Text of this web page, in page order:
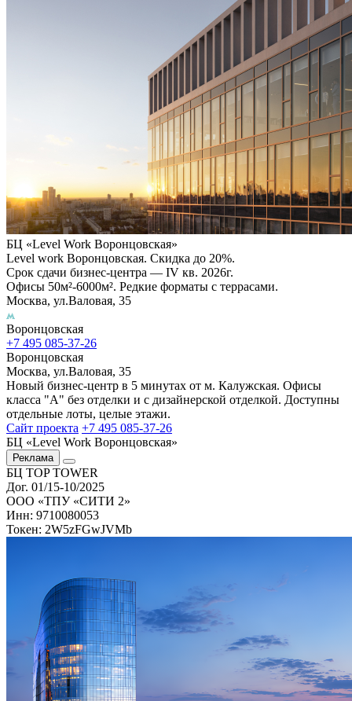
БЦ «Level Work Воронцовская»‎
Level work Воронцовская. Скидка до 20%.
Срок сдачи бизнес-центра — IV кв. 2026г.
Офисы 50м²-6000м². Редкие форматы с террасами.
Москва, ул.Валовая, 35
Воронцовская
+7 495 085-37-26
Воронцовская
Москва, ул.Валовая, 35
Новый бизнес-центр в 5 минутах от м. Калужская. Офисы
класса "А" без отделки и с дизайнерской отделкой. Доступны
отдельные лоты, целые этажи.
Сайт проекта +7 495 085-37-26
БЦ «Level Work Воронцовская»‎
Реклама
БЦ TOP TOWER
Дог. 01/15-10/2025
ООО «ТПУ «СИТИ 2»
Инн: 9710080053
Токен: 2W5zFGwJVMb